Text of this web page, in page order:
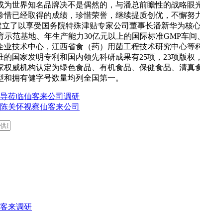
为世界知名品牌决不是偶然的，与潘总前瞻性的战略
已经取得的成绩，珍惜荣誉，继续提质创优，不懈
以享受国务院特殊津贴专家公司董事长潘新华为核
示范基地、年生产能力30亿元以上的国际标准GMP
业技术中心，江西省食（药）用菌工程技术研究中心
国家发明专利和国内领先科研成果有25项，23项版
权威机构认定为绿色食品、有机食品、保健食品、清
拥有健字号数量均列全国第一。
莅临仙客来公司调研
关怀视察仙客来公司
来调研